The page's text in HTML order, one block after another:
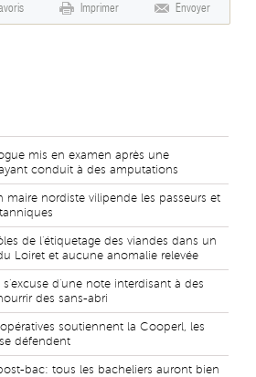
Imprimer Envoyer
mis en examen après une
conduit à des amputations
maire nordiste vilipende les passeurs et
de l'étiquetage des viandes dans un
Loiret et aucune anomalie relevée
s'excuse d'une note interdisant à des
des sans-abri
soutiennent la Cooperl, les
défendent
bac: tous les bacheliers auront bien